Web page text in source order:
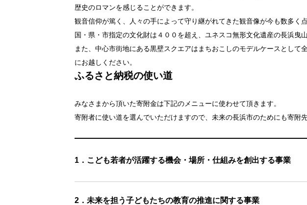
歴史のロマンを感じることができます。
観音信仰が篤く、人々の手によって守り継がれてきた観音像が今も数多く
国・県・市指定の文化財は４００を超え、ユネスコ無形文化遺産の長浜曳
また、中心市街地にある黒壁スクエアはまちおこしのモデルケースとし
にお越しください。
ふるさと納税の使い道
みなさまから頂いた寄附金は下記のメニューに使わせて頂きます。
寄附者に使い道を選んでいただけますので、未来の長浜市のためにも寄附
1．こども若者が活躍する機会・場所・仕組みを創出する事業
2．未来を担う子どもたちの教育の推進に関する事業